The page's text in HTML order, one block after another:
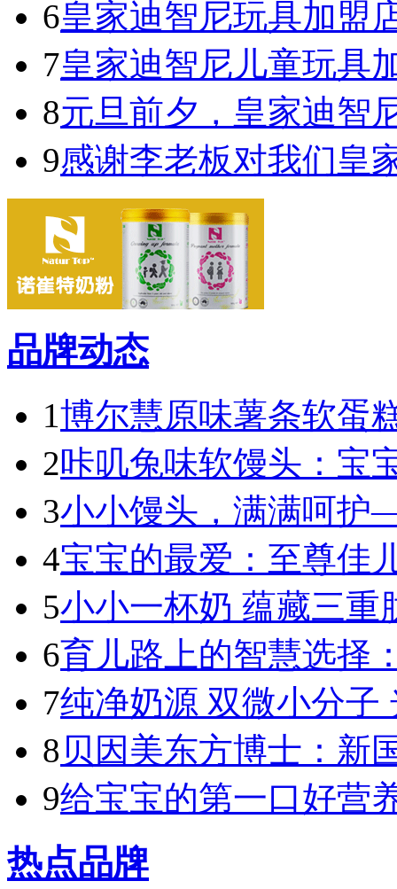
6皇家迪智尼玩具加盟
7皇家迪智尼儿童玩具
8元旦前夕，皇家迪智
9感谢李老板对我们皇
品牌动态
1博尔慧原味薯条软蛋
2咔叽兔味软馒头：宝
3小小馒头，满满呵
4宝宝的最爱：至尊佳
5小小一杯奶 蕴藏三
6育儿路上的智慧选择
7纯净奶源 双微小分子
8 贝因美东方博士：新
9给宝宝的第一口好营
热点品牌